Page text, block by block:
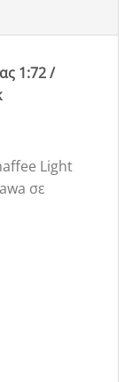
1:72 /
Light
σε